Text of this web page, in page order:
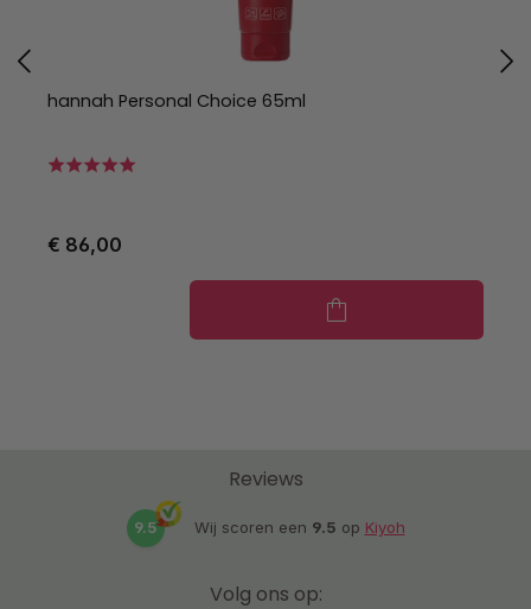
hannah Personal Choice 65ml
€ 86,00
Reviews
9.5 Wij scoren een 9.5 op Kiyoh
Volg ons op: